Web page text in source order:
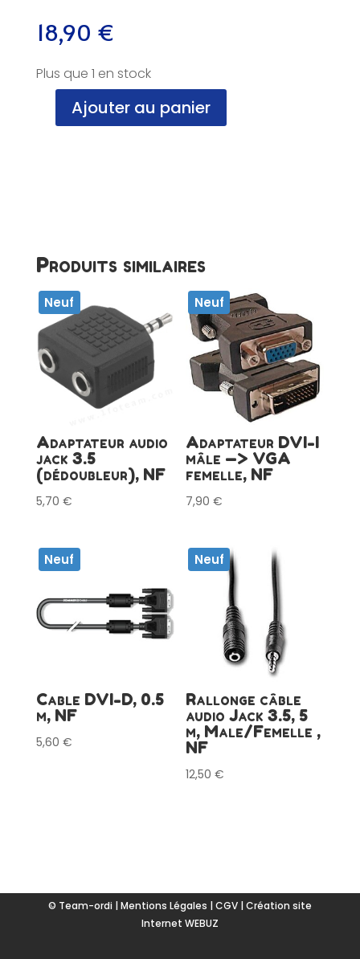
18,90 €
Plus que 1 en stock
quantité
NF
Ajouter au panier
Produits similaires
Neuf
Adaptateur audio
jack 3.5
(dédoubleur), NF
5,70 €
Neuf
Adaptateur DVI-I
mâle —> VGA
femelle, NF
7,90€
Neuf
Cable DVI-D, 0.5
m, NF
5,60 €
Neuf
Rallonge câble
audio Jack 3.5, 5
m, Male/Femelle ,
NF
12,50€
© Team-ordi | Mentions Légales | CGV| Création site
Internet WEBUZ